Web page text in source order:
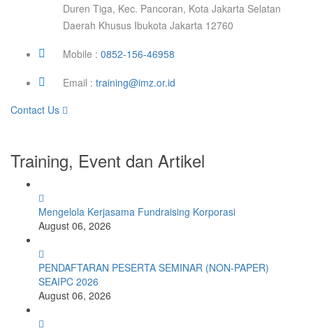
Duren Tiga, Kec. Pancoran, Kota Jakarta Selatan
Daerah Khusus Ibukota Jakarta 12760
Mobile : 0852-156-46958
Email : training@imz.or.id
Contact Us
Training, Event dan Artikel
Mengelola Kerjasama Fundraising Korporasi
August 06, 2026
PENDAFTARAN PESERTA SEMINAR (NON-PAPER)
SEAIPC 2026
August 06, 2026